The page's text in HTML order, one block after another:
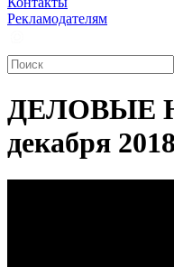
Рекламодателям
ДЕЛОВЫЕ
декабря 2018